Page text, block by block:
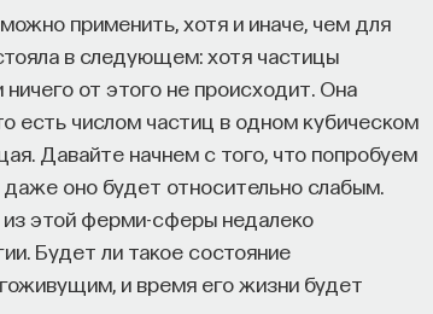
применить, хотя и иначе, чем для
в следующем: хотя частицы
от этого не происходит. Она
есть числом частиц в одном кубическом
Давайте начнем с того, что попробуем
оно будет относительно слабым.
этой ферми-сферы недалеко
Будет ли такое состояние
и время его жизни будет